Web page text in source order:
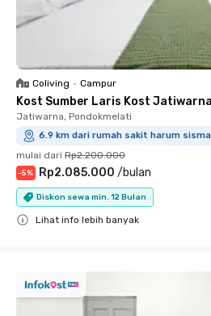
Coliving • Campur
Kost Sumber Laris Kost
Jatiwarna, Pondokmelati
6.9 km dari rumah sakit harum
mulai dari Rp2.200.000
-5% Rp2.085.000 /bulan
Diskon sewa min. 12 Bulan
Lihat info lebih banyak